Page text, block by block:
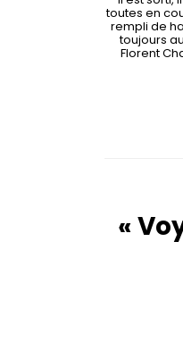
toutes en
rempli de
toujours
Florent
«